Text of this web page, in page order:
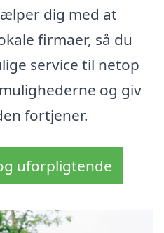
dig med at
firmaer, så du
service til netop
og giv
fortjener.
uforpligtende